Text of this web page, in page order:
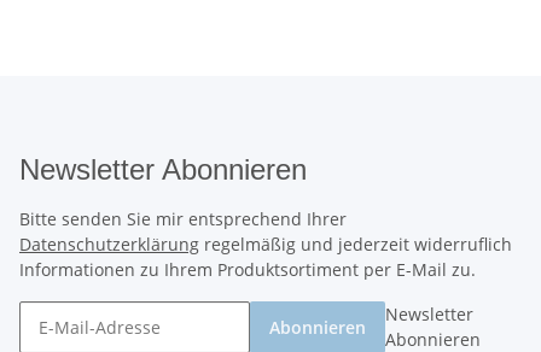
Newsletter Abonnieren
Bitte senden Sie mir entsprechend Ihrer
Datenschutzerklärung regelmäßig und jederzeit widerruflich
Informationen zu Ihrem Produktsortiment per E-Mail zu.
Abonnieren
Newsletter
Abonnieren